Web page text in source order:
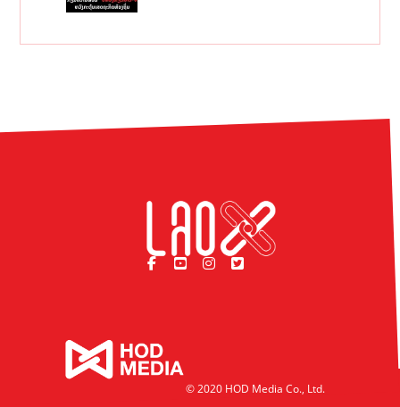
© 2020 HOD Media Co., Ltd.